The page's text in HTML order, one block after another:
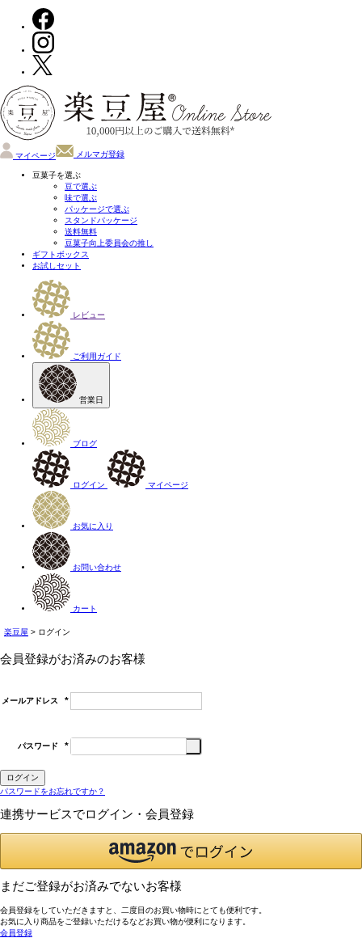
マイページ メルマガ登録
豆菓子を選ぶ
豆で選ぶ
味で選ぶ
パッケージで選ぶ
スタンドパッケージ
送料無料
豆菓子向上委員会の推し
ギフトボックス
お試しセット
レビュー
ご利用ガイド
営業日
ブログ
ログイン マイページ
お気に入り
お問い合わせ
カート
楽豆屋 ログイン
会員登録がお済みのお客様
メールアドレス
(必
パスワード
ログイン
パスワードをお忘れですか？
連携サービスでログイン・会員登録
まだご登録がお済みでないお客様
会員登録をしていただきますと、二度目のお買い物時にとても便利です。
お気に入り商品をご登録いただけるなどお買い物が便利になります。
会員登録